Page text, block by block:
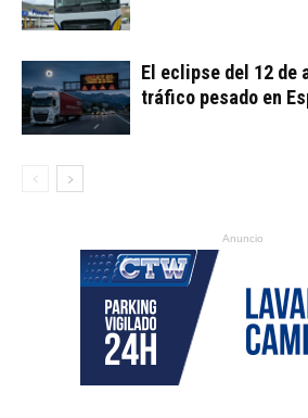
El eclipse del 12 de
tráfico pesado en
Anuncio